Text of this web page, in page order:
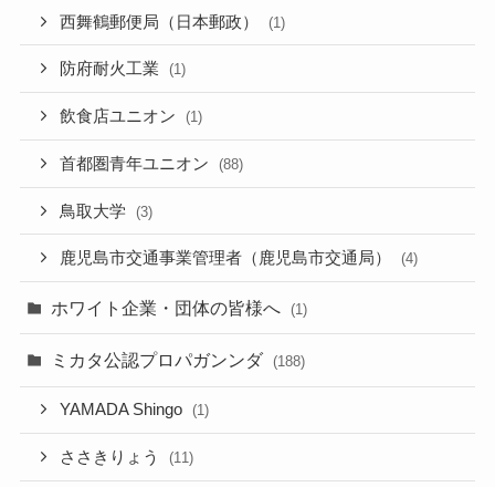
西舞鶴郵便局（日本郵政） (1)
防府耐火工業 (1)
飲食店ユニオン (1)
首都圏青年ユニオン (88)
鳥取大学 (3)
鹿児島市交通事業管理者（鹿児島市交通局） (4)
ホワイト企業・団体の皆様へ (1)
ミカタ公認プロパガンンダ (188)
YAMADA Shingo (1)
ささきりょう (11)